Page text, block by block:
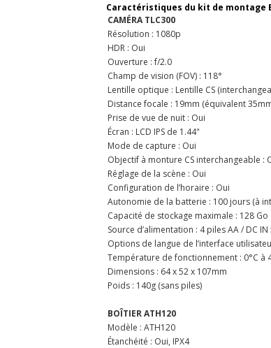
Caractéristiques du kit de montage
CAMÉRA TLC300
Résolution : 1080p
HDR : Oui
Ouverture : f/2.0
Champ de vision (FOV) : 118°
Lentille optique : Lentille CS
Distance focale : 19mm (équivalent
Prise de vue de nuit : Oui
Écran : LCD IPS de 1.44"
Mode de capture : Oui
Objectif à monture CS interchangeable :
Réglage de la scène : Oui
Configuration de l’horaire : Oui
Autonomie de la batterie : 100 jours (à
Capacité de stockage maximale : 128 Go
Source d’alimentation : 4 piles AA / DC
Options de langue de l’interface
Température de fonctionnement : 0°C à
Dimensions : 64 x 52 x 107mm
Poids : 140g (sans piles)
BOÎTIER ATH120
Modèle : ATH120
Étanchéité : Oui, IPX4